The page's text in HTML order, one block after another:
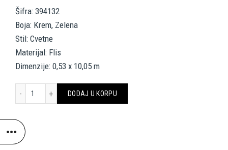
Šifra: 394132
Boja: Krem, Zelena
Stil: Cvetne
Materijal: Flis
Dimenzije: 0,53 x 10,05 m
LIVINGWALLS WALLPAPER «FLORAL, BEIGE, CREAM, GREEN»
DODAJ U KORPU